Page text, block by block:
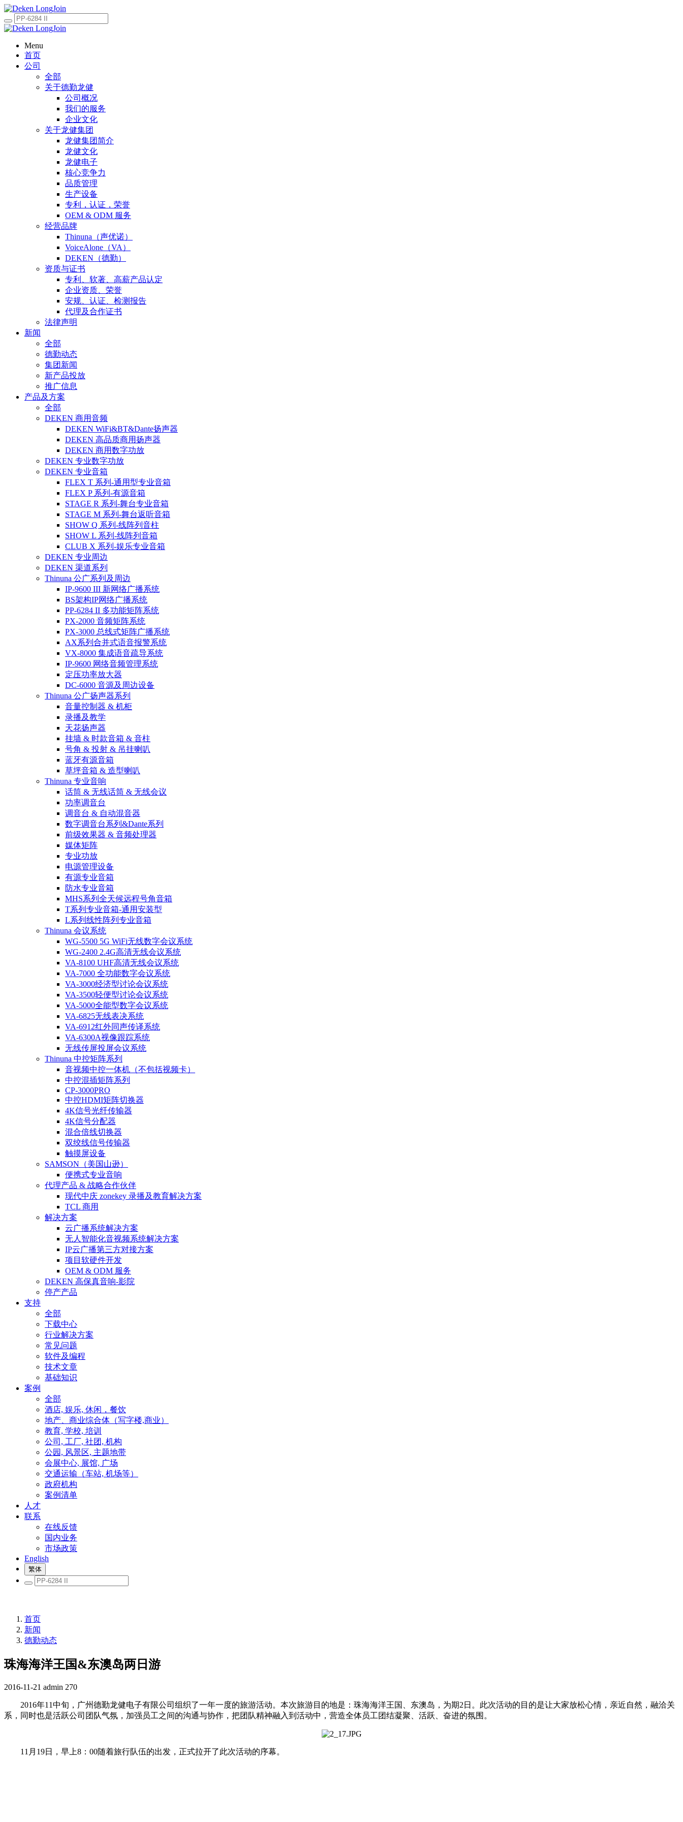
Menu
首页
公司
全部
关于德勤龙健
公司概况
我们的服务
企业文化
关于龙健集团
龙健集团简介
龙健文化
龙健电子
核心竞争力
品质管理
生产设备
专利，认证，荣誉
OEM & ODM 服务
经营品牌
Thinuna（声优诺）
VoiceAlone（VA）
DEKEN（德勤）
资质与证书
专利、软著、高薪产品认定
企业资质、荣誉
安规、认证、检测报告
代理及合作证书
法律声明
新闻
全部
德勤动态
集团新闻
新产品投放
推广信息
产品及方案
全部
DEKEN 商用音频
DEKEN WiFi&BT&Dante扬声器
DEKEN 高品质商用扬声器
DEKEN 商用数字功放
DEKEN 专业数字功放
DEKEN 专业音箱
FLEX T 系列-通用型专业音箱
FLEX P 系列-有源音箱
STAGE R 系列-舞台专业音箱
STAGE M 系列-舞台返听音箱
SHOW Q 系列-线阵列音柱
SHOW L 系列-线阵列音箱
CLUB X 系列-娱乐专业音箱
DEKEN 专业周边
DEKEN 渠道系列
Thinuna 公广系列及周边
IP-9600 III 新网络广播系统
BS架构IP网络广播系统
PP-6284 II 多功能矩阵系统
PX-2000 音频矩阵系统
PX-3000 总线式矩阵广播系统
AX系列合并式语音报警系统
VX-8000 集成语音疏导系统
IP-9600 网络音频管理系统
定压功率放大器
DC-6000 音源及周边设备
Thinuna 公广扬声器系列
音量控制器 & 机柜
录播及教学
天花扬声器
挂墙 & 时款音箱 & 音柱
号角 & 投射 & 吊挂喇叭
蓝牙有源音箱
草坪音箱 & 造型喇叭
Thinuna 专业音响
话筒 & 无线话筒 & 无线会议
功率调音台
调音台 & 自动混音器
数字调音台系列&Dante系列
前级效果器 & 音频处理器
媒体矩阵
专业功放
电源管理设备
有源专业音箱
防水专业音箱
MHS系列全天候远程号角音箱
T系列专业音箱-通用安装型
L系列线性阵列专业音箱
Thinuna 会议系统
WG-5500 5G WiFi无线数字会议系统
WG-2400 2.4G高清无线会议系统
VA-8100 UHF高清无线会议系统
VA-7000 全功能数字会议系统
VA-3000经济型讨论会议系统
VA-3500轻便型讨论会议系统
VA-5000全能型数字会议系统
VA-6825无线表决系统
VA-6912红外同声传译系统
VA-6300A视像跟踪系统
无线传屏投屏会议系统
Thinuna 中控矩阵系列
音视频中控一体机（不包括视频卡）
中控混插矩阵系列
CP-3000PRO
中控HDMI矩阵切换器
4K信号光纤传输器
4K信号分配器
混合倍线切换器
双绞线信号传输器
触摸屏设备
SAMSON（美国山逊）
便携式专业音响
代理产品 & 战略合作伙伴
现代中庆 zonekey 录播及教育解决方案
TCL 商用
解决方案
云广播系统解决方案
无人智能化音视频系统解决方案
IP云广播第三方对接方案
项目软硬件开发
OEM & ODM 服务
DEKEN 高保真音响-影院
停产产品
支持
全部
下载中心
行业解决方案
常见问题
软件及编程
技术文章
基础知识
案例
全部
酒店, 娱乐, 休闲，餐饮
地产、商业综合体（写字楼,商业）
教育, 学校, 培训
公司, 工厂, 社团, 机构
公园, 风景区, 主题地带
会展中心, 展馆, 广场
交通运输（车站, 机场等）
政府机构
案例清单
人才
联系
在线反馈
国内业务
市场政策
English
繁体
首页
新闻
德勤动态
珠海海洋王国&东澳岛两日游
2016-11-21 admin 270
2016年11中旬，广州德勤龙健电子有限公司组织了一年一度的旅游活动。本次旅游目的地是：珠海海洋王国、东澳岛，为期2日。此次活动的目的是让大家放松心情，亲近自然，融洽关
系，同时也是活跃公司团队气氛，加强员工之间的沟通与协作，把团队精神融入到活动中，营造全体员工团结凝聚、活跃、奋进的氛围。
11月19日，早上8：00随着旅行队伍的出发，正式拉开了此次活动的序幕。